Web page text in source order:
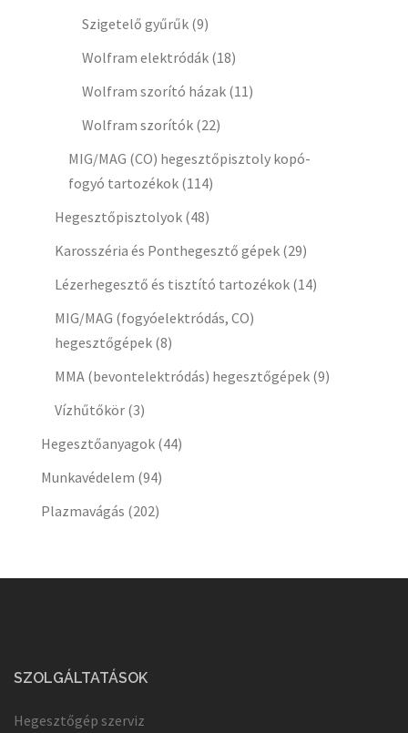
Szigetelő gyűrűk (9)
Wolfram elektródák (18)
Wolfram szorító házak (11)
Wolfram szorítók (22)
MIG/MAG (CO) hegesztőpisztoly kopó-
fogyó tartozékok (114)
Hegesztőpisztolyok (48)
Karosszéria és Ponthegesztő gépek (29)
Lézerhegesztő és tisztító tartozékok (14)
MIG/MAG (fogyóelektródás, CO)
hegesztőgépek (8)
MMA (bevontelektródás) hegesztőgépek (9)
Vízhűtőkör (3)
Hegesztőanyagok (44)
Munkavédelem (94)
Plazmavágás (202)
SZOLGÁLTATÁSOK
Hegesztőgép szerviz